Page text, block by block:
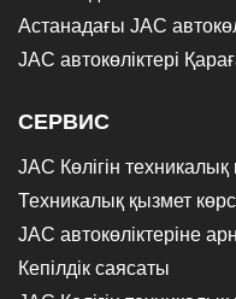
Астанадағы JAC
JAC автокөліктері
СЕРВИС
JAC Көлігін техникалық
Техникалық қызмет
JAC автокөліктеріне
Кепілдік саясаты